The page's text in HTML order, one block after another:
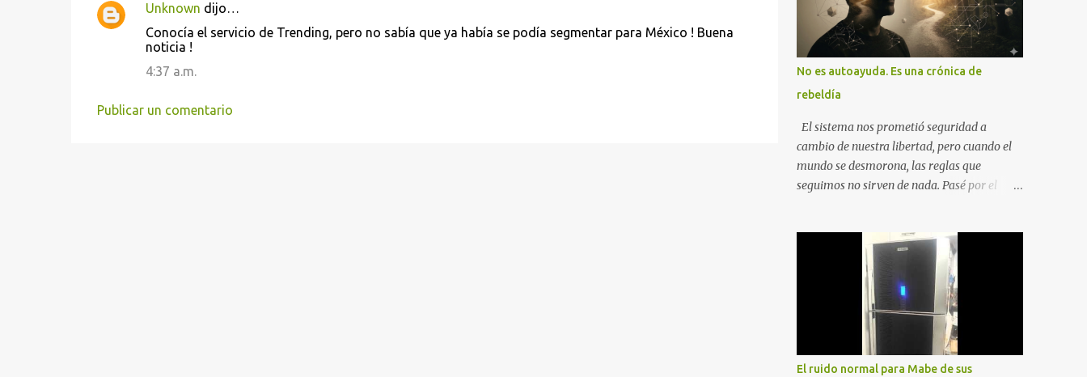
C
n
Unknown dijo…
Conocía el servicio de Trending, pero no sabía que ya había se podía segmentar para México ! Buena
noticia !
4:37 a.m.
Publicar un comentario
No es autoayuda. Es una crónica de
rebeldía
El sistema nos prometió seguridad a
cambio de nuestra libertad, pero cuando el
mundo se desmorona, las reglas que
seguimos no sirven de nada. Pasé por el
posible es la soberanía personal. Aquí no
encontrarás frases motivacionales;
encontrarás el registro de un escape. La
comunidad de los que eligen ver Ser un
Cimarrón no es huir del mundo, es aprender
a caminar en él sin llevar puestas las
cadenas de otros 1. La Caída: Al Filo del
El ruido normal para Mabe de sus